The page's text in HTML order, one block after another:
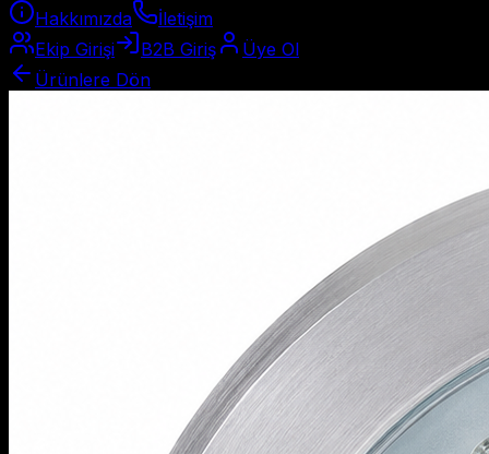
Hakkımızda
İletişim
Ekip Girişi
B2B Giriş
Üye Ol
Ürünlere Dön